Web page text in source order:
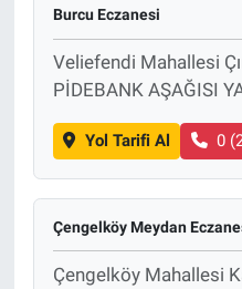
Burcu Eczanesi
Veliefendi Mahallesi
PİDEBANK AŞAĞISI
Yol Tarifi Al 0
Çengelköy Meydan
Çengelköy Mahallesi